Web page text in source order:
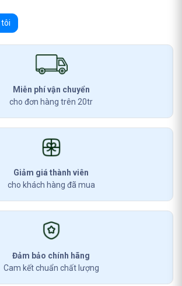
tôi
Miễn phí vận chuyển
cho đơn hàng trên 20tr
Giảm giá thành viên
cho khách hàng đã mua
Đảm bảo chính hãng
Cam kết chuẩn chất lượng